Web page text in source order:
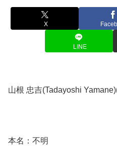
X
LINE
山根 忠吉(Tadayoshi
本名：不明